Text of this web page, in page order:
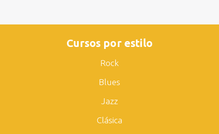
Cursos por estilo
Rock
Blues
Jazz
Clásica